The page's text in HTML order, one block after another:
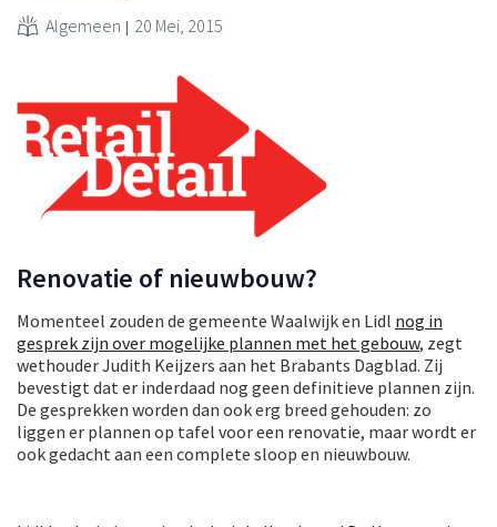
Algemeen 20 Mei, 2015
Renovatie of nieuwbouw?
Momenteel zouden de gemeente Waalwijk en Lidl nog in
gesprek zijn over mogelijke plannen met het gebouw, zegt
wethouder Judith Keijzers aan het Brabants Dagblad. Zij
bevestigt dat er inderdaad nog geen definitieve plannen zijn.
De gesprekken worden dan ook erg breed gehouden: zo
liggen er plannen op tafel voor een renovatie, maar wordt er
ook gedacht aan een complete sloop en nieuwbouw.